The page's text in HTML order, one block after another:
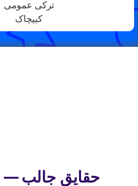
ترکی عمومی
کیپچاک
حقایق جالب —